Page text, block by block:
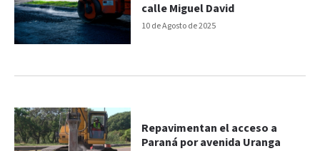
10 de Agosto de 2025
calle Miguel David
Repavimentan el acceso a
Paraná por avenida Uranga